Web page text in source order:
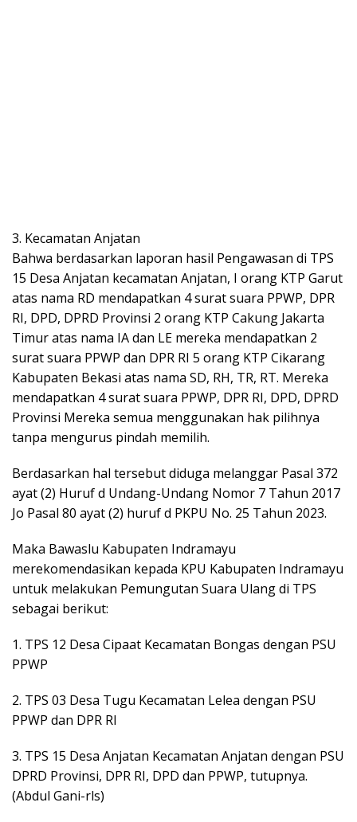
3. Kecamatan Anjatan
Bahwa berdasarkan laporan hasil Pengawasan di TPS
15 Desa Anjatan kecamatan Anjatan, I orang KTP Garut
atas nama RD mendapatkan 4 surat suara PPWP, DPR
RI, DPD, DPRD Provinsi 2 orang KTP Cakung Jakarta
Timur atas nama IA dan LE mereka mendapatkan 2
surat suara PPWP dan DPR RI 5 orang KTP Cikarang
Kabupaten Bekasi atas nama SD, RH, TR, RT. Mereka
mendapatkan 4 surat suara PPWP, DPR RI, DPD, DPRD
Provinsi Mereka semua menggunakan hak pilihnya
tanpa mengurus pindah memilih.
Berdasarkan hal tersebut diduga melanggar Pasal 372
ayat (2) Huruf d Undang-Undang Nomor 7 Tahun 2017
Jo Pasal 80 ayat (2) huruf d PKPU No. 25 Tahun 2023.
Maka Bawaslu Kabupaten Indramayu
merekomendasikan kepada KPU Kabupaten Indramayu
untuk melakukan Pemungutan Suara Ulang di TPS
sebagai berikut:
1. TPS 12 Desa Cipaat Kecamatan Bongas dengan PSU
PPWP
2. TPS 03 Desa Tugu Kecamatan Lelea dengan PSU
PPWP dan DPR RI
3. TPS 15 Desa Anjatan Kecamatan Anjatan dengan PSU
DPRD Provinsi, DPR RI, DPD dan PPWP, tutupnya.
(Abdul Gani-rls)